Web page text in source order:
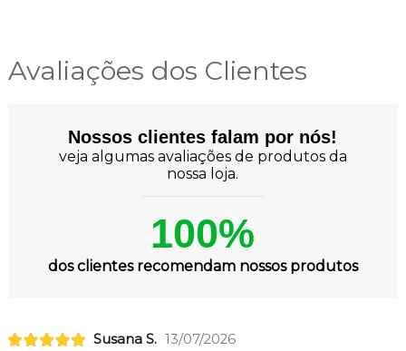
Avaliações dos Clientes
Nossos clientes falam por nós!
veja algumas avaliações de produtos da
nossa loja.
100%
dos clientes recomendam nossos produtos
Susana S. 13/07/2026